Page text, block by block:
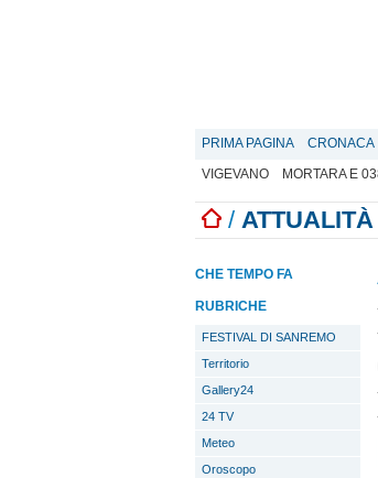
PRIMA PAGINA CRONACA
VIGEVANO
MORTARA E
/ ATTUALITÀ
CHE TEMPO FA
RUBRICHE
FESTIVAL DI SANREMO
Territorio
Gallery24
24 TV
Meteo
Oroscopo